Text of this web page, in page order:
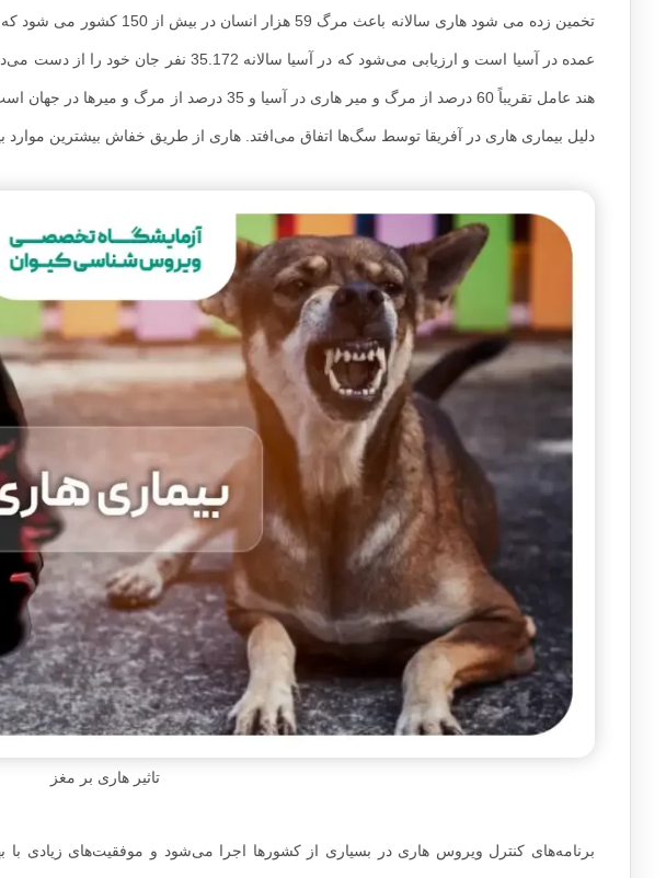
عمده در آسیا است و ارزیابی می‌شود که در
دلیل بیماری هاری در آفریقا توسط سگ‌ها اتفاق می‌افتد. هاری از طریق خفاش بیشترین موارد
تاثیر هاری بر مغز
برنامه‌های کنترل ویروس هاری در بسیاری از کشورها اجرا می‌شود و موفقیت‌های زیادی